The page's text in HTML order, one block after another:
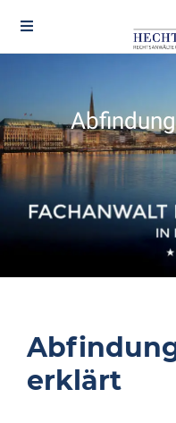
erklärt